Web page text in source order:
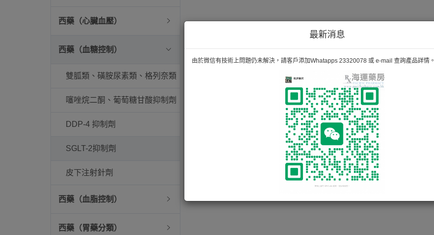
最新消息
由於微信有技術上問題仍未解決，請客戶添加Whatapps 23320078 或 e-mail 查詢產品詳情。
西藥（心臟血壓）
西藥（血糖控制）
雙胍類、磺胺尿素類、格列奈類
噻唑烷二酮、葡萄糖甘酸抑制劑
DDP-4 抑制劑
SGLT-2抑制劑
皮下注射針劑
西藥（血脂控制）
西藥（胃藥分類）